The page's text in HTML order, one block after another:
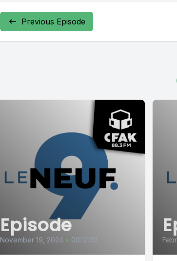
Previous Episode
Episode
November 19, 2024 • 00:12:39